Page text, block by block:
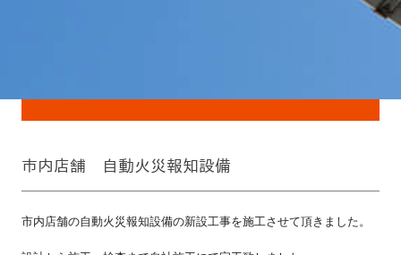
市内店舗 自動火災報知設備
市内店舗の自動火災報知設備の新設工事を施工させて頂きました。